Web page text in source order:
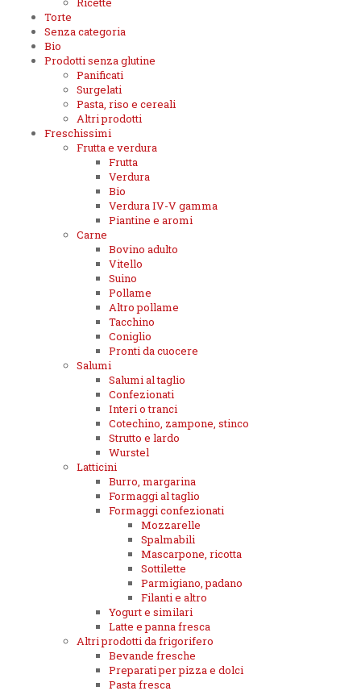
Torte
Senza categoria
Bio
Prodotti senza glutine
Panificati
Surgelati
Pasta, riso e cereali
Altri prodotti
Freschissimi
Frutta e verdura
Frutta
Verdura
Bio
Verdura IV-V gamma
Piantine e aromi
Carne
Bovino adulto
Vitello
Suino
Pollame
Altro pollame
Tacchino
Coniglio
Pronti da cuocere
Salumi
Salumi al taglio
Confezionati
Interi o tranci
Cotechino, zampone, stinco
Strutto e lardo
Wurstel
Latticini
Burro, margarina
Formaggi al taglio
Formaggi confezionati
Mozzarelle
Spalmabili
Mascarpone, ricotta
Sottilette
Parmigiano, padano
Filanti e altro
Yogurt e similari
Latte e panna fresca
Altri prodotti da frigorifero
Bevande fresche
Preparati per pizza e dolci
Pasta fresca